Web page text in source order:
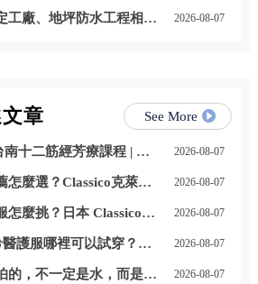
工廠、地坪防水工程相關
2026-08-07
章 See More
南十二筋經芳療課程 | 台
2026-08-07
怎麼選？Classico克萊希
2026-08-07
怎麼挑？日本 Classico克
2026-08-07
護服哪裡可以試穿？
2026-08-07
的，不一定是水，而是
2026-08-07